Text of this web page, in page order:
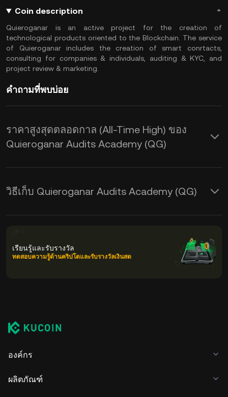
Coin description
Quieroganar is an active project for the creation of
technological products oriented to the Blockchain. The service
of Quieroganar includes the creation of smart conrtacts,
consulting for companies & individuals, auditing & KYC, and
project review & marketing.
คำถามที่พบบ่อย
ราคาสูงสุดตลอดกาล (All-Time High) ของ
Quieroganar Audits Academy (QG)
วิธีเก็บ Quieroganar Audits Academy (QG)
เรียนรู้และรับรางวัล
ทดสอบความรู้ด้านคริปโตและรับรางวัลเงินสด
องค์กร
ผลิตภัณฑ์